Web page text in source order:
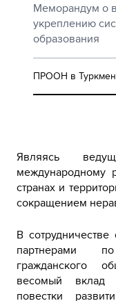
Меморандум о
укреплению
образования
ПРООН в
Являясь
международному
странах и
сокращением
В сотрудничестве
партнерами
гражданского
весомый вклад
повестки